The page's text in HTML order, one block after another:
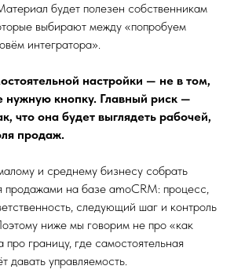
будет полезен собственникам
выбирают между «попробуем
интегратора».
настройки — не в том,
нужную кнопку. Главный риск —
что она будет выглядеть рабочей,
продаж.
и среднему бизнесу собрать
продажами на базе amoCRM: процесс,
следующий шаг и контроль
ниже мы говорим не про «как
про границу, где самостоятельная
давать управляемость.